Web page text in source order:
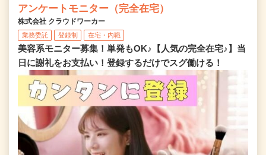
アンケートモニター（完全在宅）
株式会社 クラウドワーカー
業務委託 登録制 在宅・内職
美容系モニター募集！単発もOK♪【人気の完全在宅♪】当
日に謝礼をお支払い！登録するだけでスグ働ける！